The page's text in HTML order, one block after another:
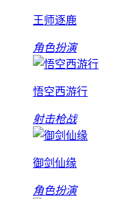
王师逐鹿
角色扮演
悟空西游行
射击枪战
御剑仙缘
角色扮演